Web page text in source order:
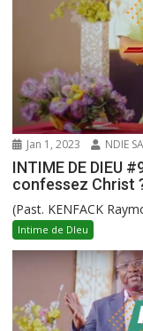
Jan 1, 2023 NDIE
INTIME DE DIEU
confessez Christ
(Past. KENFACK
Intime de DIeu